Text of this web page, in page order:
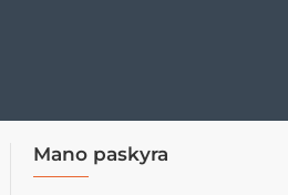
Mano paskyra